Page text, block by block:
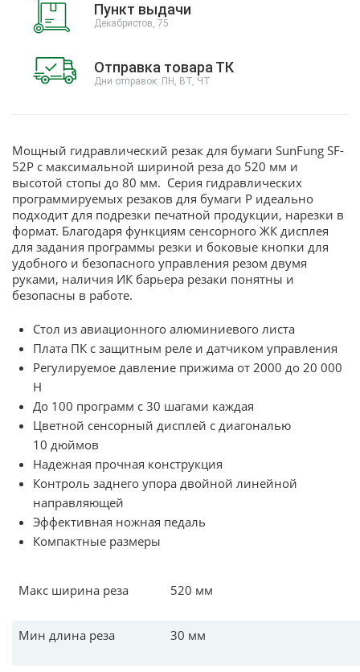
Пункт выдачи
Декабристов, 75
Отправка товара ТК
Дни отправок: ПН, ВТ, ЧТ
Мощный гидравлический резак для бумаги SunFung SF-
52P с максимальной шириной реза до 520 мм и
высотой стопы до 80 мм. Серия гидравлических
программируемых резаков для бумаги P идеально
подходит для подрезки печатной продукции, нарезки в
формат. Благодаря функциям сенсорного ЖК дисплея
для задания программы резки и боковые кнопки для
удобного и безопасного управления резом двумя
руками, наличия ИК барьера резаки понятны и
безопасны в работе.
Стол из авиационного алюминиевого листа
Плата ПК с защитным реле и датчиком управления
Регулируемое давление прижима от 2000 до 20 000
Н
До 100 программ с 30 шагами каждая
Цветной сенсорный дисплей с диагональю
10 дюймов
Надежная прочная конструкция
Контроль заднего упора двойной линейной
направляющей
Эффективная ножная педаль
Компактные размеры
Макс ширина реза 520 мм
Мин длина реза 30 мм